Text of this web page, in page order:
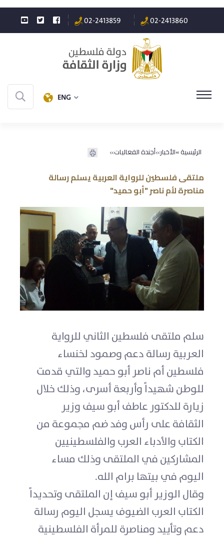
02-2413860
02-2413859
ENG
الرئيسية »الأخبار»أجندة الفعاليات»
ملتقى فلسطين للرواية العربية يسلم رسالة
مناصرة لأم ناصر "أبو حميد"‎
سلم ملتقى فلسطين الثاني للرواية
العربية رسالة دعم وصمود لخنساء
فلسطين أم ناصر أبو حميد والتي قدمت
للوطن شهيداً وأربعة أسرى، وذلك خلال
زيارة للدكتور عاطف أبو سيف وزير
الثقافة على رأس وفد ضم مجموعة من
الكتاب والأدباء العرب والفلسطينيين
المشاركين في الملتقى وذلك مساء
اليوم في بيتها برام الله.
وقال الوزير أبو سيف إن الملتقى وتحديداً
الكتاب العرب الضيوف يسجل اليوم رسالة
دعم وتأييد ومناصرة للمرأة الفلسطينية